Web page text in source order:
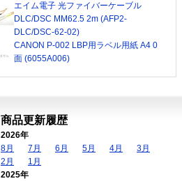
エイム電子 光ファイバーケーブル
DLC/DSC MM62.5 2m (AFP2-
DLC/DSC-62-02)
CANON P-002 LBP用ラベル用紙 A4 0
面 (6055A006)
商品更新履歴
2026年
8月
7月 6月 5月 4月
3月
2月
1月
2025年